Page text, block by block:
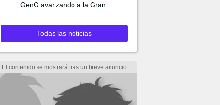
GenG avanzando a la Gran
Final de Worlds 2024
Todas las noticias